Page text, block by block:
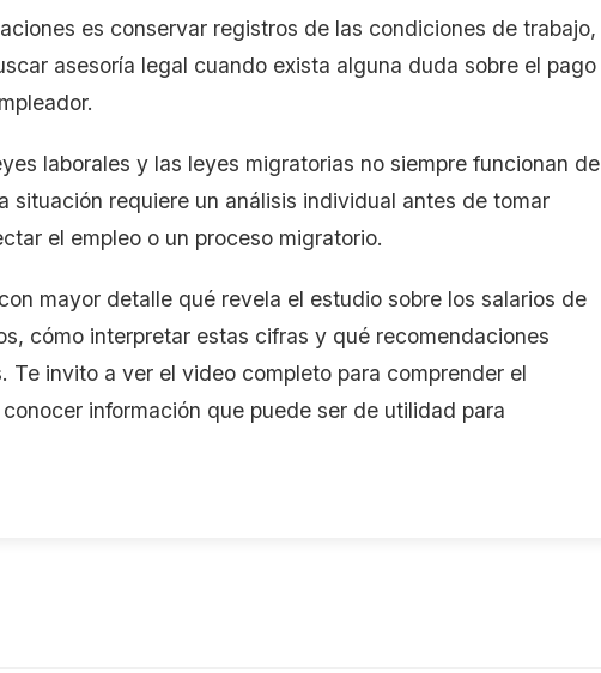
es conservar registros de las condiciones de trabajo,
asesoría legal cuando exista alguna duda sobre el pago
laborales y las leyes migratorias no siempre funcionan de
situación requiere un análisis individual antes de tomar
el empleo o un proceso migratorio.
mayor detalle qué revela el estudio sobre los salarios de
cómo interpretar estas cifras y qué recomendaciones
Te invito a ver el video completo para comprender el
información que puede ser de utilidad para